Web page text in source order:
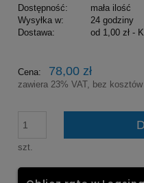
Dostępność:
mała ilość
Wysyłka w:
24 godziny
Dostawa:
od 1,00 zł -
Cena nie zawiera
Cena: 78,00 zł
zawiera 23% VAT, bez
szt.